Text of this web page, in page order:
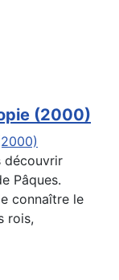
(2000)
découvrir
Pâques.
connaître le
rois,